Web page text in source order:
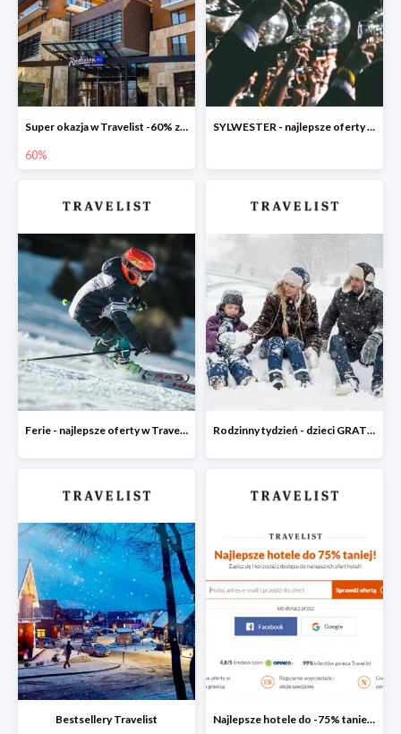
Super okazja w Travelist -60% za pobyt w Radisson Blu Hotel & Residences Zakopane
60%
SYLWESTER - najlepsze oferty w Travelist
Ferie - najlepsze oferty w Travelist Rodzinny tydzień - dzieci GRATIS
Bestsellery Travelist Najlepsze hotele do -75% taniej po zapisaniu się do Newslettera Travelist